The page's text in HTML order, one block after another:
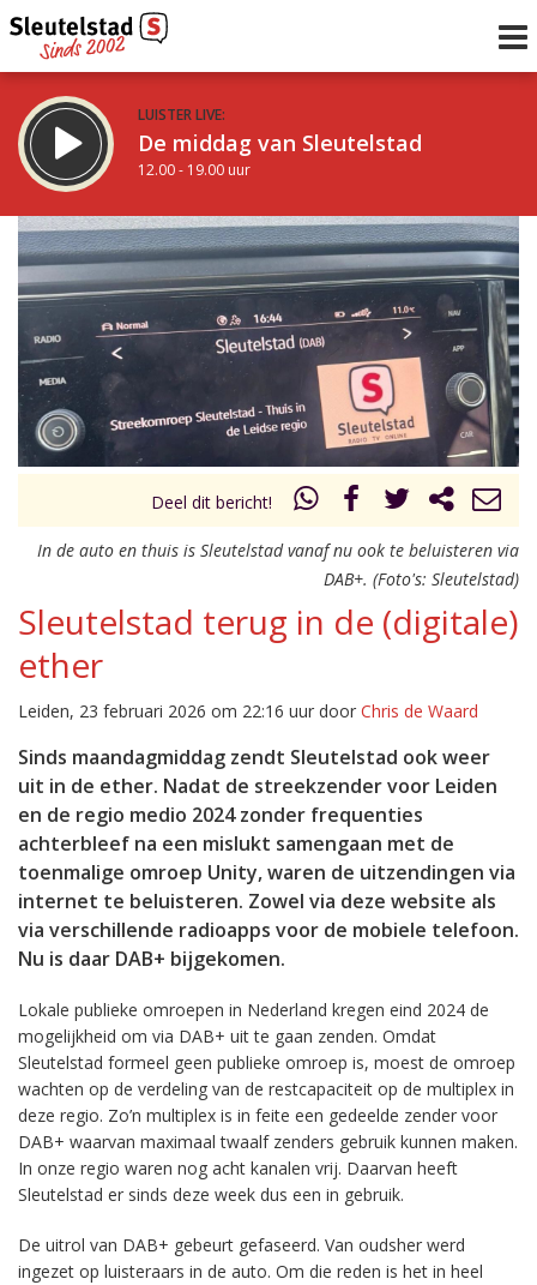
LUISTER LIVE:
De middag van Sleutelstad
12.00 - 19.00 uur
STRAKS:
De avond van Sleutelstad
19.00 - 22.00 uur
Vorig uur
uur 1 van 0 Volgend uur
Deel dit bericht!
In de auto en thuis is Sleutelstad vanaf nu ook te beluisteren via
DAB+. (Foto's: Sleutelstad)
Sleutelstad terug in de (digitale)
ether
Leiden, 23 februari 2026 om 22:16 uur door Chris de Waard
Sinds maandagmiddag zendt Sleutelstad ook weer
uit in de ether. Nadat de streekzender voor Leiden
en de regio medio 2024 zonder frequenties
achterbleef na een mislukt samengaan met de
toenmalige omroep Unity, waren de uitzendingen via
internet te beluisteren. Zowel via deze website als
via verschillende radioapps voor de mobiele telefoon.
Nu is daar DAB+ bijgekomen.
Lokale publieke omroepen in Nederland kregen eind 2024 de
mogelijkheid om via DAB+ uit te gaan zenden. Omdat
Sleutelstad formeel geen publieke omroep is, moest de omroep
wachten op de verdeling van de restcapaciteit op de multiplex in
deze regio. Zo’n multiplex is in feite een gedeelde zender voor
DAB+ waarvan maximaal twaalf zenders gebruik kunnen maken.
In onze regio waren nog acht kanalen vrij. Daarvan heeft
Sleutelstad er sinds deze week dus een in gebruik.
De uitrol van DAB+ gebeurt gefaseerd. Van oudsher werd
ingezet op luisteraars in de auto. Om die reden is het in heel